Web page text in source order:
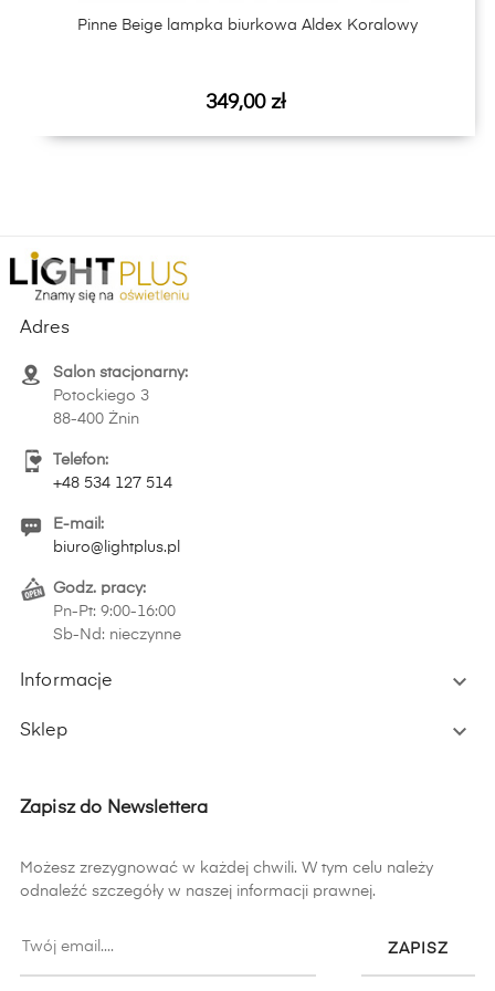
Pinne Beige lampka biurkowa Aldex Koralowy
Cena
349,00 zł
Adres
Salon stacjonarny:
Potockiego 3
88-400 Żnin
Telefon:
+48 534 127 514
E-mail:
biuro@lightplus.pl
Godz. pracy:
Pn-Pt: 9:00-16:00
Sb-Nd: nieczynne
Informacje 
Sklep 
Zapisz do Newslettera
Możesz zrezygnować w każdej chwili. W tym celu należy
odnaleźć szczegóły w naszej informacji prawnej.
ZAPISZ